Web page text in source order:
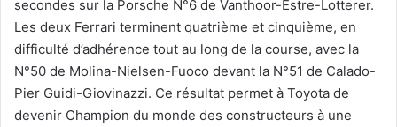
secondes sur la Porsche N°6 de Vanthoor-Estre-Lotterer.
Les deux Ferrari terminent quatrième et cinquième, en
difficulté d’adhérence tout au long de la course, avec la
N°50 de Molina-Nielsen-Fuoco devant la N°51 de Calado-
Pier Guidi-Giovinazzi. Ce résultat permet à Toyota de
devenir Champion du monde des constructeurs à une